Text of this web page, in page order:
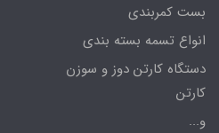
بست کمربندی
انواع تسمه بسته بندی
دستگاه کارتن دوز و سوزن
کارتن
و...